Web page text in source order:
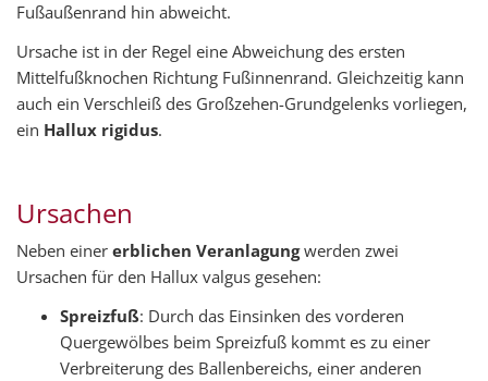
Fußaußenrand hin abweicht.
Ursache ist in der Regel eine Abweichung des ersten
Mittelfußknochen Richtung Fußinnenrand. Gleichzeitig kann
auch ein Verschleiß des Großzehen-Grundgelenks vorliegen,
ein Hallux rigidus.
Ursachen
Neben einer erblichen Veranlagungwerden zwei
Ursachen für den Hallux valgus gesehen:
Spreizfuß: Durch das Einsinken des vorderen
Quergewölbes beim Spreizfuß kommt es zu einer
Verbreiterung des Ballenbereichs, einer anderen